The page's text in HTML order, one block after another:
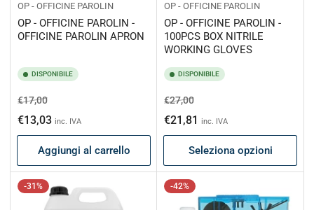
OP - OFFICINE PAROLIN
OP - OFFICINE PAROLIN -
OFFICINE PAROLIN APRON
DISPONIBILE
Prezzo
di
listino
€17,00Prezzo
scontato
€13,03 inc. IVA
Aggiungi al carrello
OP - OFFICINE PAROLIN
OP - OFFICINE PAROLIN -
100PCS BOX NITRILE
WORKING GLOVES
DISPONIBILE
Prezzo
di
listino
€27,00Prezzo
scontato
€21,81 inc. IVA
Seleziona opzioni
-31% -42%